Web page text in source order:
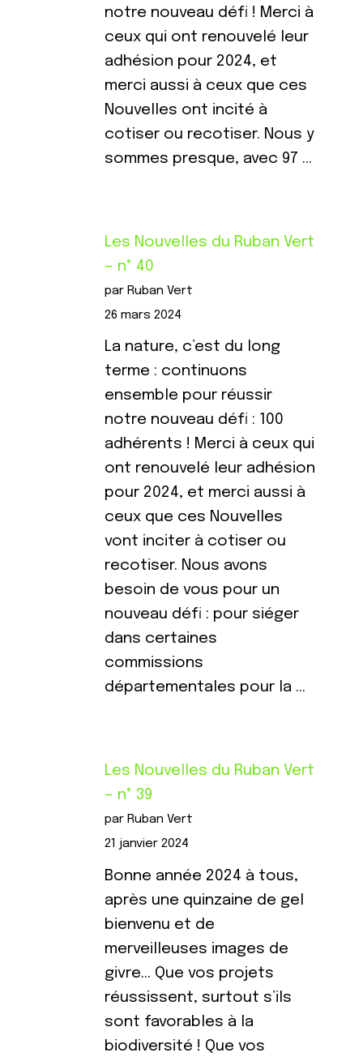
notre nouveau défi ! Merci à
ceux qui ont renouvelé leur
adhésion pour 2024, et
merci aussi à ceux que ces
Nouvelles ont incité à
cotiser ou recotiser. Nous y
sommes presque, avec 97 …
Les Nouvelles du Ruban Vert
– n° 40
par Ruban Vert
26 mars 2024
La nature, c’est du long
terme : continuons
ensemble pour réussir
notre nouveau défi : 100
adhérents ! Merci à ceux qui
ont renouvelé leur adhésion
pour 2024, et merci aussi à
ceux que ces Nouvelles
vont inciter à cotiser ou
recotiser. Nous avons
besoin de vous pour un
nouveau défi : pour siéger
dans certaines
commissions
départementales pour la …
Les Nouvelles du Ruban Vert
– n° 39
par Ruban Vert
21 janvier 2024
Bonne année 2024 à tous,
après une quinzaine de gel
bienvenu et de
merveilleuses images de
givre… Que vos projets
réussissent, surtout s’ils
sont favorables à la
biodiversité ! Que vos